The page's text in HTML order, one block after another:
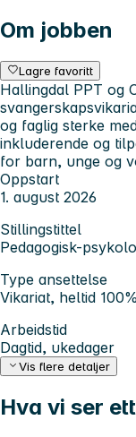
Om jobben
Lagre favoritt
Hallingdal PPT og
og faglig sterke
inkluderende og
for barn, unge og
Oppstart
1. august 2026
Stillingstittel
Pedagogisk-
Type ansettelse
Vikariat, heltid 100%
Arbeidstid
Dagtid, ukedager
Vis flere detaljer
Hva vi ser